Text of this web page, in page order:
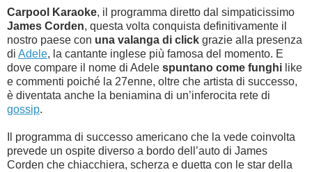
Carpool Karaoke, il programma diretto dal simpaticissimo
James Corden, questa volta conquista definitivamente il
nostro paese con una valanga di click grazie alla presenza
di Adele, la cantante inglese più famosa del momento. E
dove compare il nome di Adele spuntano come funghi like
e commenti poiché la 27enne, oltre che artista di successo,
è diventata anche la beniamina di un’inferocita rete di
gossip.
Il programma di successo americano che la vede coinvolta
prevede un ospite diverso a bordo dell’auto di James
Corden che chiacchiera, scherza e duetta con le star della